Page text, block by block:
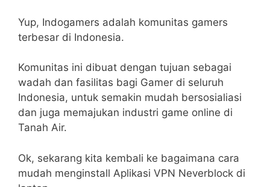
Yup, Indogamers adalah komunitas gamers
terbesar di Indonesia.
Komunitas ini dibuat dengan tujuan sebagai
wadah dan fasilitas bagi Gamer di seluruh
Indonesia, untuk semakin mudah bersosialiasi
dan juga memajukan industri game online di
Tanah Air.
Ok, sekarang kita kembali ke bagaimana cara
mudah menginstall Aplikasi VPN Neverblock di